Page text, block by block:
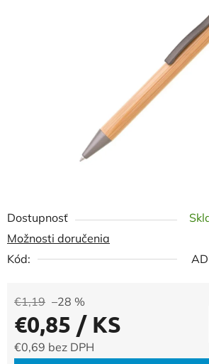
Dostupnosť
Možnosti doručenia
Kód:
€1,19 –28 %
€0,85 / KS
€0,69 bez DPH